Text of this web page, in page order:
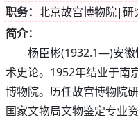
职务： 北京故宫博物院|研
简介：
杨臣彬(1932.1—)安徽
术史论。1952年结业于南
博物院。历任故宫博物院
国家文物局文物鉴定专业